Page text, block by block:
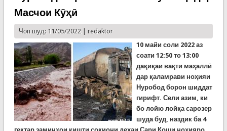
Масчои Кӯҳӣ
Чоп шуд: 11/05/2022 | redaktor
10 майи соли 2022 аз
соати 12:50 то 13:00
дақиқаи вақти маҳаллӣ
дар қаламрави ноҳияи
Нуробод борон шиддат
гирифт. Сели азим, ки
бо лойю лойқа сарозер
шуда буд, наздик ба 4